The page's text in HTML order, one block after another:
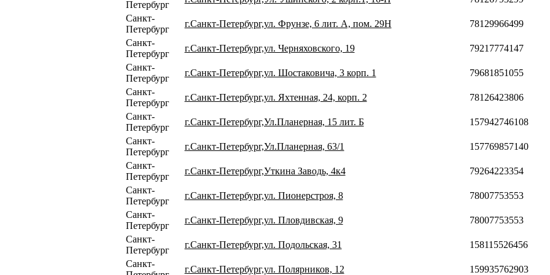
Петербург
Санкт-
Петербург
г.Санкт-Петербург,ул. Фрунзе, 6 лит. А, пом. 29Н
78129966499
Санкт-
Петербург
г.Санкт-Петербург,ул. Черняховского, 19
79217774147
Санкт-
Петербург
г.Санкт-Петербург,ул. Шостаковича, 3 корп. 1
79681851055
Санкт-
Петербург
г.Санкт-Петербург,ул. Яхтенная, 24, корп. 2
78126423806
Санкт-
Петербург
г.Санкт-Петербург,Ул.Планерная, 15 лит. Б
157942746108
Санкт-
Петербург
г.Санкт-Петербург,Ул.Планерная, 63/1
157769857140
Санкт-
Петербург
г.Санкт-Петербург,Уткина Заводь, 4к4
79264223354
Санкт-
Петербург
г.Санкт-Петербург,ул. Пионерстроя, 8
78007753553
Санкт-
Петербург
г.Санкт-Петербург,ул. Пловдивская, 9
78007753553
Санкт-
Петербург
г.Санкт-Петербург,ул. Подольская, 31
158115526456
Санкт-
г.Санкт-Петербург,ул. Полярников, 12 159935762903